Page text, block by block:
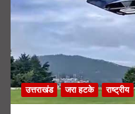
उत्तराखंड जरा हटके राष्ट्रीय